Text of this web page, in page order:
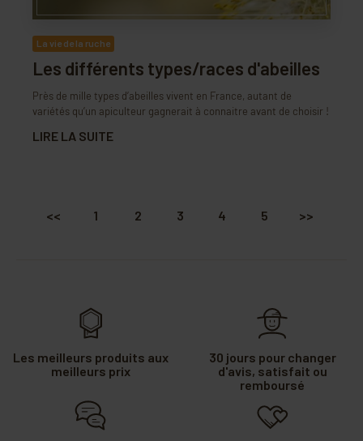
La vie de la ruche
Les différents types/races d'abeilles
Près de mille types d’abeilles vivent en France, autant de
variétés qu’un apiculteur gagnerait à connaitre avant de choisir !
LIRE LA SUITE
<< 1 2 3 4 5 >>
Les meilleurs produits aux
meilleurs prix
30 jours pour changer
d'avis, satisfait ou
remboursé